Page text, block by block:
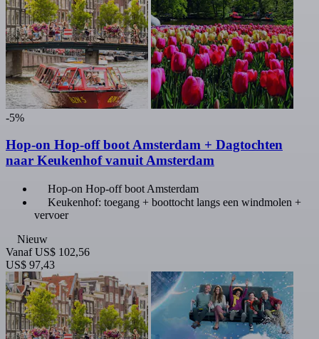
-5%
Hop-on Hop-off boot Amsterdam + Dagtochten
naar Keukenhof vanuit Amsterdam
Hop-on Hop-off boot Amsterdam
Keukenhof: toegang + boottocht langs een windmolen +
vervoer
Nieuw
Vanaf US$ 102,56
US$ 97,43